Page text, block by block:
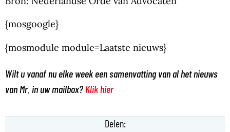
{mosgoogle}
{mosmodule module=Laatste nieuws}
Wilt u vanaf nu elke week een samenvatting van al het nieuws
van Mr. in uw mailbox? Klik hier
Delen: